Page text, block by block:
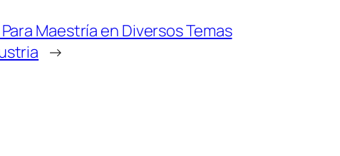
Maestría en Diversos Temas
→